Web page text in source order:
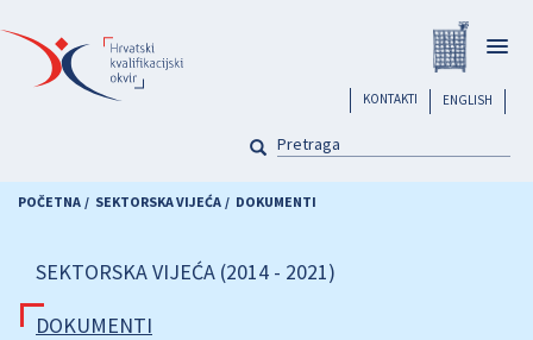
na
glavni
sadržaj
ENGLISH
header
KONTAKTI
PRETRAGA
POČETNA SEKTORSKA VIJEĆA DOKUMENTI
SEKTORSKA VIJEĆA (2014 - 2021)
DOKUMENTI